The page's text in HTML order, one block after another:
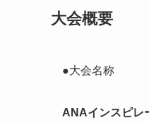
大会概要
●大会名称
ANAインスピ